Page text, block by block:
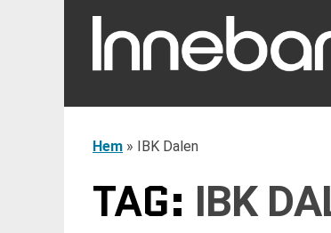
Hem » IBK Dalen
TAG: IBK